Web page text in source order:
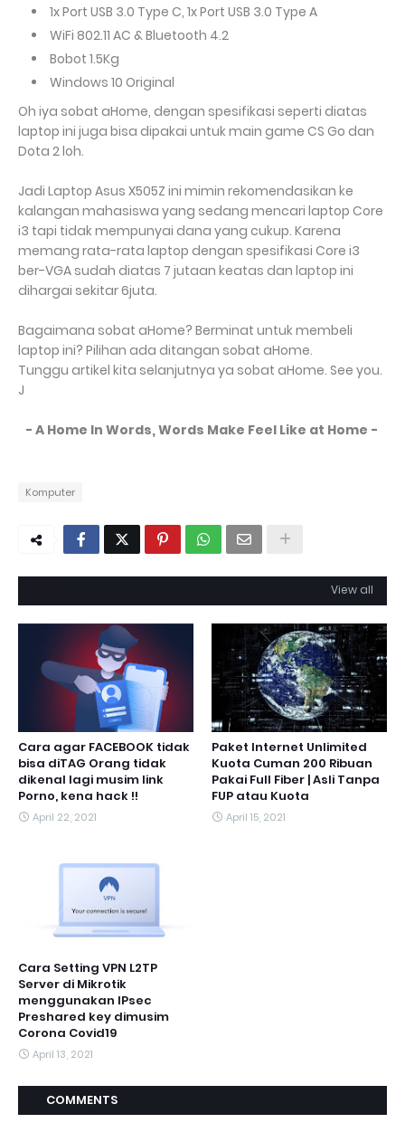
1x Port USB 3.0 Type C, 1x Port USB 3.0 Type A
WiFi 802.11 AC & Bluetooth 4.2
Bobot 1.5Kg
Windows 10 Original
Oh iya sobat aHome, dengan spesifikasi seperti diatas
laptop ini juga bisa dipakai untuk main game CS Go dan
Dota 2 loh.
Jadi Laptop Asus X505Z ini mimin rekomendasikan ke
kalangan mahasiswa yang sedang mencari laptop Core
i3 tapi tidak mempunyai dana yang cukup. Karena
memang rata-rata laptop dengan spesifikasi Core i3
ber-VGA sudah diatas 7 jutaan keatas dan laptop ini
dihargai sekitar 6juta.
Bagaimana sobat aHome? Berminat untuk membeli
laptop ini? Pilihan ada ditangan sobat aHome.
Tunggu artikel kita selanjutnya ya sobat aHome. See you.
J
- A Home In Words, Words Make Feel Like at Home -
Komputer
View all
Cara agar FACEBOOK tidak
bisa diTAG Orang tidak
dikenal lagi musim link
Porno, kena hack !!
April 22, 2021
Paket Internet Unlimited
Kuota Cuman 200 Ribuan
Pakai Full Fiber | Asli Tanpa
FUP atau Kuota
April 15, 2021
Cara Setting VPN L2TP
Server di Mikrotik
menggunakan IPsec
Preshared key dimusim
Corona Covid19
April 13, 2021
COMMENTS